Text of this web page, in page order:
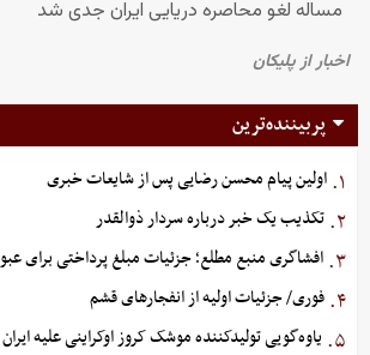
پربیننده‌ترین
۱. اولین پیام محسن رضایی پس از شایعات خبری
۲. تکذیب یک خبر درباره سردار ذوالقدر
۳. افشاگری منبع مطلع؛ جزئیات مبلغ پرداختی برای
۴. فوری/ جزئیات اولیه از انفجارهای قشم
۵. یاوه‌گویی تولیدکننده موشک کروز اوکراینی علیه ایران